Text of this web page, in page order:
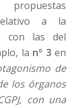
propuestas
a la
con las del
la nº 3 en
de
los órganos
con una